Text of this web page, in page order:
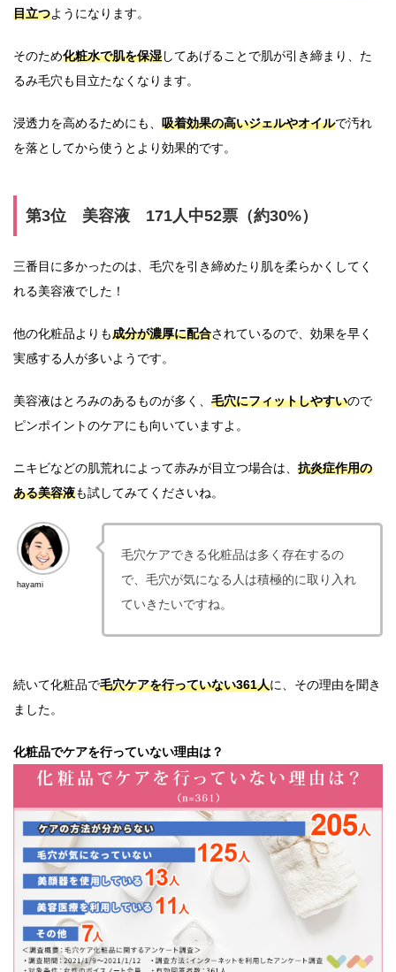
目立つようになります。
そのため化粧水で肌を保湿してあげることで肌が引き締まり、た
るみ毛穴も目立たなくなります。
浸透力を高めるためにも、 吸着効果の高いジェルやオイルで汚れ
を落としてから使うとより効果的です。
第3位 美容液 171人中52票（約30%）
三番目に多かったのは、毛穴を引き締めたり肌を柔らかくしてく
れる美容液でした！
他の化粧品よりも成分が濃厚に配合されているので、効果を早く
実感する人が多いようです。
美容液はとろみのあるものが多く、 毛穴にフィットしやすいので
ピンポイントのケアにも向いていますよ。
ニキビなどの肌荒れによって赤みが目立つ場合は、 抗炎症作用の
ある美容液も試してみてくださいね。
hayami
毛穴ケアできる化粧品は多く存在するの
で、毛穴が気になる人は積極的に取り入れ
ていきたいですね。
続いて化粧品で毛穴ケアを行っていない361人に、その理由を聞き
ました。
化粧品でケアを行っていない理由は？